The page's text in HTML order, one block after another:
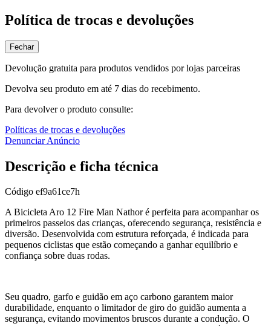
Política de trocas e devoluções
Fechar
Devolução gratuita para produtos vendidos por lojas parceiras
Devolva seu produto em até 7 dias do recebimento.
Para devolver o produto consulte:
Políticas de trocas e devoluções
Denunciar Anúncio
Descrição e ficha técnica
Código ef9a61ce7h
A Bicicleta Aro 12 Fire Man Nathor é perfeita para acompanhar os
primeiros passeios das crianças, oferecendo segurança, resistência e
diversão. Desenvolvida com estrutura reforçada, é indicada para
pequenos ciclistas que estão começando a ganhar equilíbrio e
confiança sobre duas rodas.
Seu quadro, garfo e guidão em aço carbono garantem maior
durabilidade, enquanto o limitador de giro do guidão aumenta a
segurança, evitando movimentos bruscos durante a condução. O